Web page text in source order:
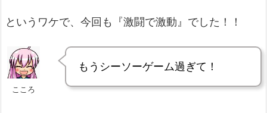
というワケで、今回も『激闘で激動』でした！！
こころ
もうシーソーゲーム過ぎて！